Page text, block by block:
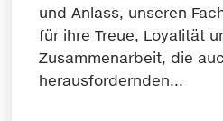
und Anlass, unseren
für ihre Treue, Loyalität
Zusammenarbeit, die
herausfordernden...